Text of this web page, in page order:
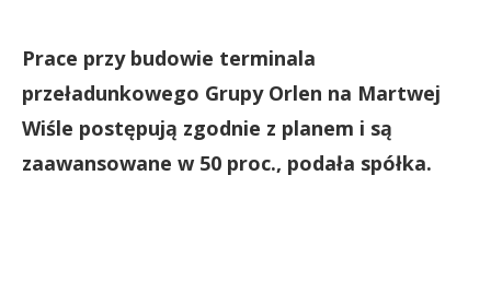
Prace przy budowie terminala
przeładunkowego Grupy Orlen na Martwej
Wiśle postępują zgodnie z planem i są
zaawansowane w 50 proc., podała spółka.